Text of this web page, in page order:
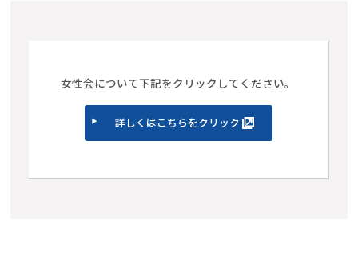
女性会について下記をクリックしてください。
詳しくはこちらをクリック